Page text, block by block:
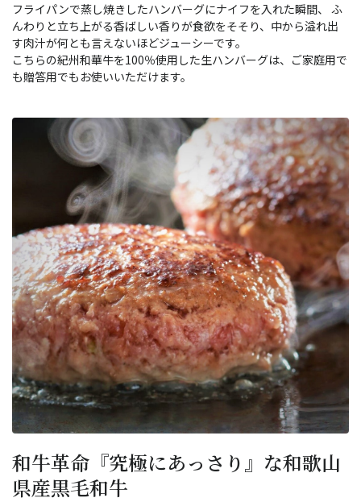
フライパンで蒸し焼きしたハンバーグにナイフを入れた瞬間、 ふ
んわりと立ち上がる香ばしい香りが食欲をそそり、中から溢れ出
す肉汁が何とも言えないほどジューシーです。
こちらの紀州和華牛を100％使用した生ハンバーグは、ご家庭用で
も贈答用でもお使いいただけます。
和牛革命『究極にあっさり』な和歌山
県産黒毛和牛